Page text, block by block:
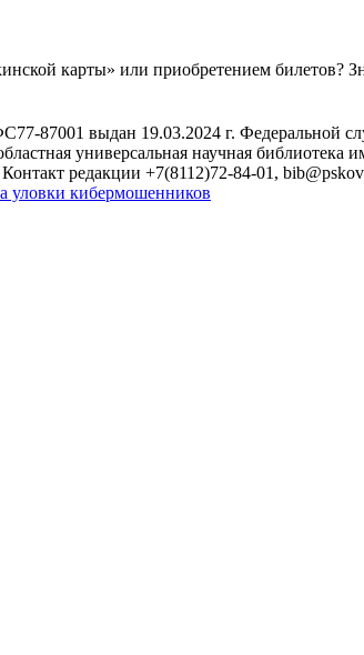
карты» или приобретением билетов?
87001 выдан 19.03.2024 г. Федеральной
универсальная научная библиотека
редакции +7(8112)72-84-01,
уловки кибермошенников